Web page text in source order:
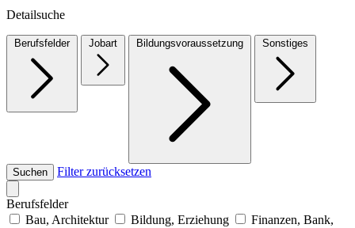
Detailsuche
Berufsfelder Jobart Bildungsvoraussetzung Sonstiges
Suchen Filter zurücksetzen
Berufsfelder
Bau, Architektur
Bildung, Erziehung
Finanzen, Bank,